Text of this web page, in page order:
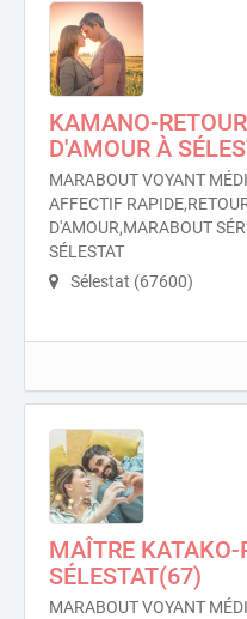
KAMANO-
D'AMOUR À
MARABOUT VOYANT
AFFECTIF
D'AMOUR,MARABOUT
SÉLESTAT
Sélestat (67600)
MAÎTRE KATAKO-
SÉLESTAT(67)
MARABOUT VOYANT